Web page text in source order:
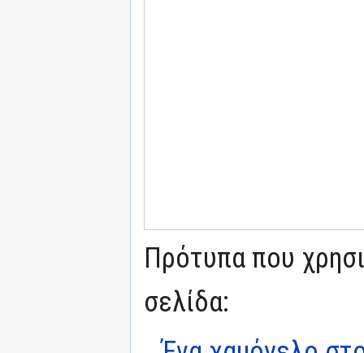
Πρότυπα που
σελίδα: